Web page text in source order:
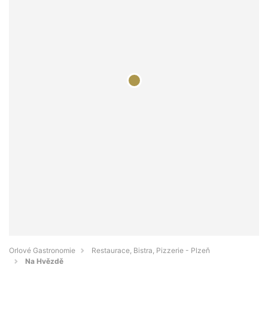
Orlové Gastronomie
Restaurace, Bistra, Pizzerie - Plzeň
Na Hvězdě